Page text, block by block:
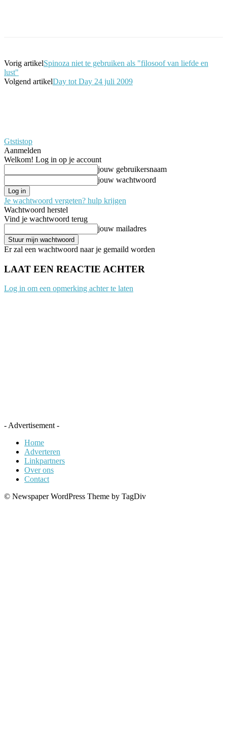
Vorig artikelSpinoza niet te gebruiken als "filosoof van liefde en
lust"
Volgend artikelDay tot Day 24 juli 2009
Gtstistop
Aanmelden
Welkom! Log in op je account
jouw gebruikersnaam
jouw wachtwoord
Je wachtwoord vergeten? hulp krijgen
Wachtwoord herstel
Vind je wachtwoord terug
jouw mailadres
Er zal een wachtwoord naar je gemaild worden
LAAT EEN REACTIE ACHTER
Log in om een opmerking achter te laten
- Advertisement -
Home
Adverteren
Linkpartners
Over ons
Contact
© Newspaper WordPress Theme by TagDiv